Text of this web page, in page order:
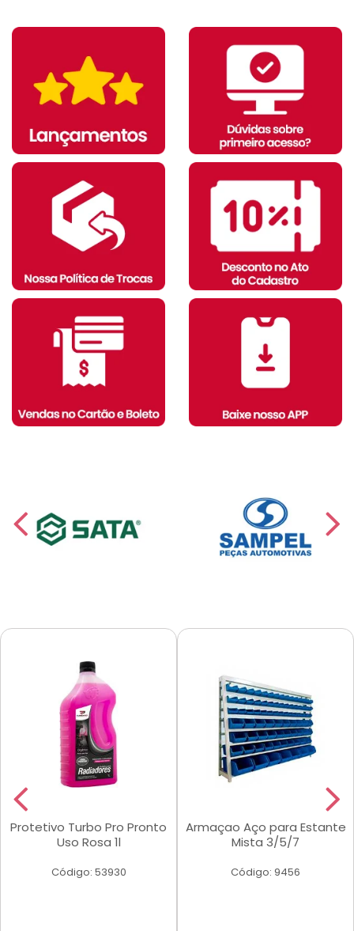
Protetivo Turbo Pro Pronto
Uso Rosa 1l
Código: 53930
Armaçao Aço para Estante
Mista 3/5/7
Código: 9456